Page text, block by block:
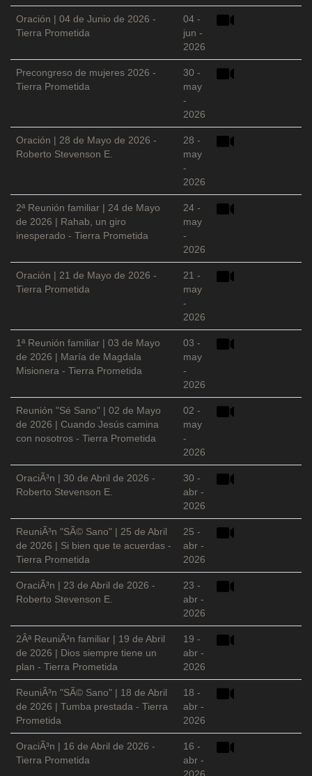
Oración | 04 de Junio de 2026 -
Tierra Prometida
04 -
jun -
2026
Precongreso de mujeres 2026 -
Tierra Prometida
30 -
may
-
2026
Oración | 28 de Mayo de 2026 -
Roberto Stevenson E.
28 -
may
-
2026
2ª Reunión familiar | 24 de Mayo
de 2026 | Rahab, un giro
inesperado - Tierra Prometida
24 -
may
-
2026
Oración | 21 de Mayo de 2026 -
Tierra Prometida
21 -
may
-
2026
1ª Reunión familiar | 03 de Mayo
de 2026 | María de Magdala
Misionera - Tierra Prometida
03 -
may
-
2026
Reunión "Sé Sano" | 02 de Mayo
de 2026 | Cuando Jesús camina
con nosotros - Tierra Prometida
02 -
may
-
2026
OraciÃ³n | 30 de Abril de 2026 -
Roberto Stevenson E.
30 -
abr -
2026
ReuniÃ³n "SÃ© Sano" | 25 de Abril
de 2026 | Si bien que te acuerdas -
Tierra Prometida
25 -
abr -
2026
OraciÃ³n | 23 de Abril de 2026 -
Roberto Stevenson E.
23 -
abr -
2026
2Âª ReuniÃ³n familiar | 19 de Abril
de 2026 | Dios siempre tiene un
plan - Tierra Prometida
19 -
abr -
2026
ReuniÃ³n "SÃ© Sano" | 18 de Abril
de 2026 | Tumba prestada - Tierra
Prometida
18 -
abr -
2026
OraciÃ³n | 16 de Abril de 2026 -
Tierra Prometida
16 -
abr -